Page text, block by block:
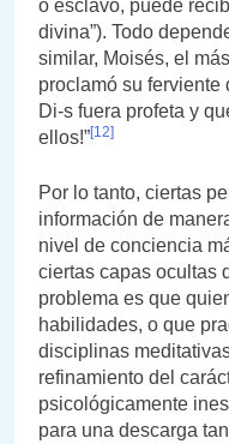
o esclavo, puede
divina”). Todo
similar, Moisés, el
proclamó su ferviente
Di-s fuera profeta y
ellos!”[12]
Por lo tanto, ciertas
información de
nivel de conciencia
ciertas capas ocultas
problema es que
habilidades, o que
disciplinas
refinamiento del
psicológicamente
para una descarga